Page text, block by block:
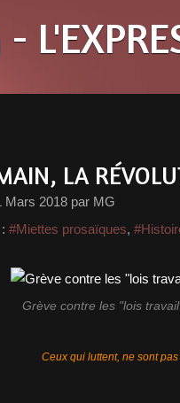
LA
Mars 2018 par MG
#Miettes prosaïques,
Grève contre les "lois
Ceux qui luttent, ne sont